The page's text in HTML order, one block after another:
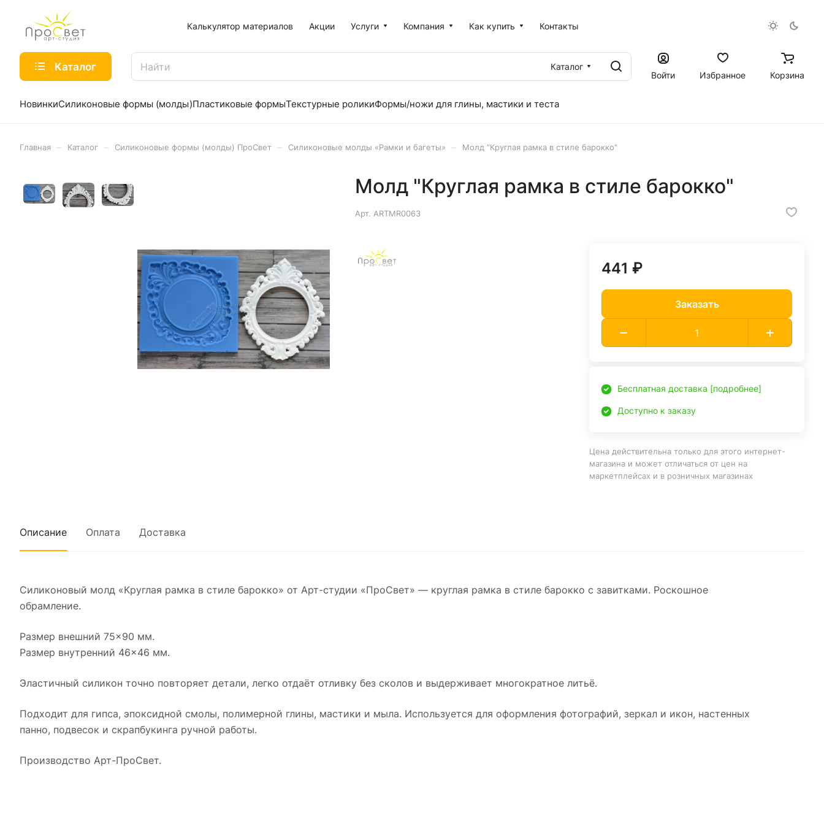
Калькулятор материалов Акции Услуги Компания Как купить Контакты
Каталог
Каталог
Войти
Избранное Корзина
НовинкиСиликоновые формы (молды)Пластиковые формыТекстурные роликиФормы/ножи для глины, мастики и теста
Главная Каталог Силиконовые формы (молды) ПроСвет Силиконовые молды «Рамки и багеты» Молд "Круглая рамка в стиле барокко"
Молд "Круглая рамка в стиле барокко"
Арт. ARTMR0063
441 ₽
Заказать
Бесплатная доставка [подробнее]
Доступно к заказу
Цена действительна только для этого интернет-
магазина и может отличаться от цен на
маркетплейсах и в розничных магазинах
Описание Оплата Доставка
Силиконовый молд «Круглая рамка в стиле барокко» от Арт-студии «ПроСвет» — круглая рамка в стиле барокко с завитками. Роскошное
обрамление.
Размер внешний 75×90 мм.
Размер внутренний 46×46 мм.
Эластичный силикон точно повторяет детали, легко отдаёт отливку без сколов и выдерживает многократное литьё.
Подходит для гипса, эпоксидной смолы, полимерной глины, мастики и мыла. Используется для оформления фотографий, зеркал и икон, настенных
панно, подвесок и скрапбукинга ручной работы.
Производство Арт-ПроСвет.